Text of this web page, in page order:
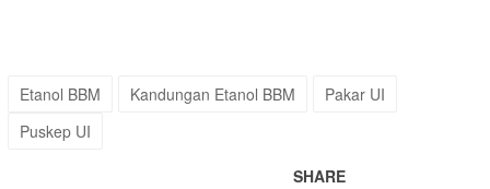
Etanol BBM Kandungan Etanol BBM
Pakar UI
Puskep UI
SHARE